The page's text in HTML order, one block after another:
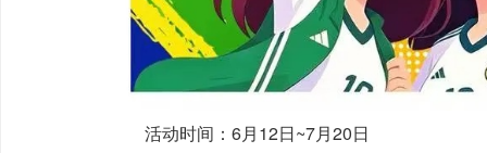
活动时间：6月12日~7月20日